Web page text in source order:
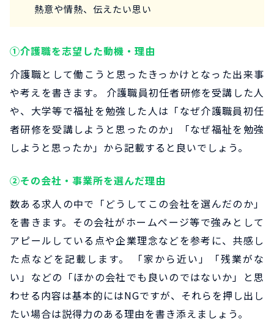
熱意や情熱、伝えたい思い
①介護職を志望した動機・理由
介護職として働こうと思ったきっかけとなった出来事
や考えを書きます。 介護職員初任者研修を受講した人
や、大学等で福祉を勉強した人は「なぜ介護職員初任
者研修を受講しようと思ったのか」「なぜ福祉を勉強
しようと思ったか」から記載すると良いでしょう。
②その会社・事業所を選んだ理由
数ある求人の中で「どうしてこの会社を選んだのか」
を書きます。その会社がホームページ等で強みとして
アピールしている点や企業理念などを参考に、共感し
た点などを記載します。 「家から近い」「残業がな
い」などの「ほかの会社でも良いのではないか」と思
わせる内容は基本的にはNGですが、それらを押し出し
たい場合は説得力のある理由を書き添えましょう。